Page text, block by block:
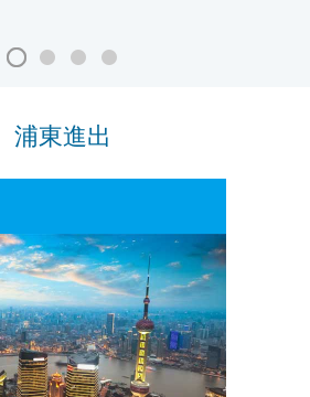
浦東進出